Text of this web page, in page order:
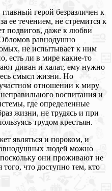
герой безразличен к
ее течением, не стремится к
подвигов, даже к любви
равнодушно
не испытывает к ним
есть ли в мире какие-то
диван и халат, ему нужно
смысл жизни. Но
отношении к миру
воспитания и
где определенные
жизни, не трудясь и при
трудом крестьян.
являться и пороком, и
людей можно
они проживают не
что доступно тем, кто